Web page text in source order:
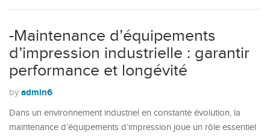
-Maintenance d’équipements
d’impression industrielle : garantir
performance et longévité
by admin6
Dans un environnement industriel en constante évolution, la
maintenance d’équipements d’impression joue un rôle essentiel